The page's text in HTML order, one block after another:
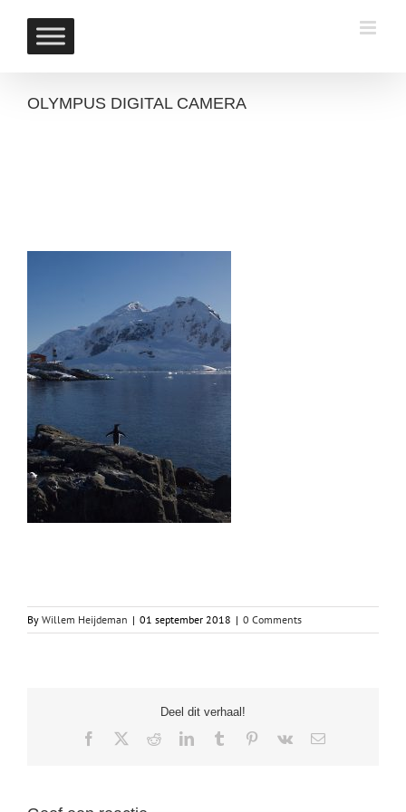
content
OLYMPUS DIGITAL CAMERA
By Willem Heijdeman | 01 september 2018 | 0 Comments
Deel dit verhaal!
Facebook RedditLinkedInTumblr Pinterest
Vk Email